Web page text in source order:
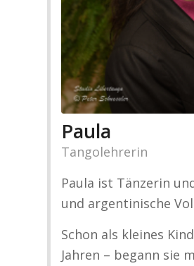
Paula
Tangolehrerin
Paula ist Tänzerin
und argentinische
Schon als kleines
Jahren – begann sie